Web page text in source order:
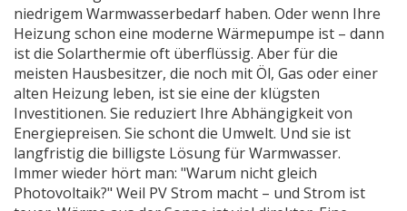
niedrigem Warmwasserbedarf haben. Oder wenn Ihre
Heizung schon eine moderne Wärmepumpe ist – dann
ist die Solarthermie oft überflüssig. Aber für die
meisten Hausbesitzer, die noch mit Öl, Gas oder einer
alten Heizung leben, ist sie eine der klügsten
Investitionen. Sie reduziert Ihre Abhängigkeit von
Energiepreisen. Sie schont die Umwelt. Und sie ist
langfristig die billigste Lösung für Warmwasser.
Immer wieder hört man: "Warum nicht gleich
Photovoltaik?" Weil PV Strom macht – und Strom ist